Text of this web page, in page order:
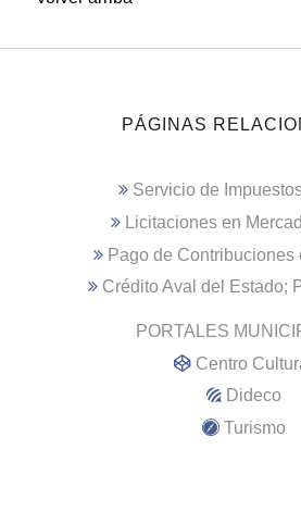
PÁGINAS
Servicio de
Licitaciones en
Pago de Contribuciones
Crédito Aval del Estado;
PORTALES
Centro
Dideco
Turismo